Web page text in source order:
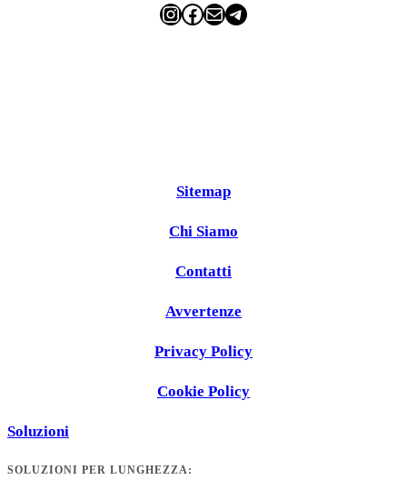
InstagramFacebook Email Telegram
Sitemap
Chi Siamo
Contatti
Avvertenze
Privacy Policy
Cookie Policy
Soluzioni
SOLUZIONI PER LUNGHEZZA: